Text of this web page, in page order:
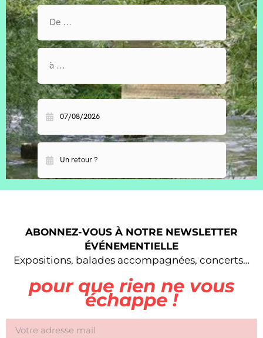
ABONNEZ-VOUS À NOTRE NEWSLETTER
ÉVÉNEMENTIELLE
Expositions, balades accompagnées, concerts…
pour que rien ne vous
échappe !